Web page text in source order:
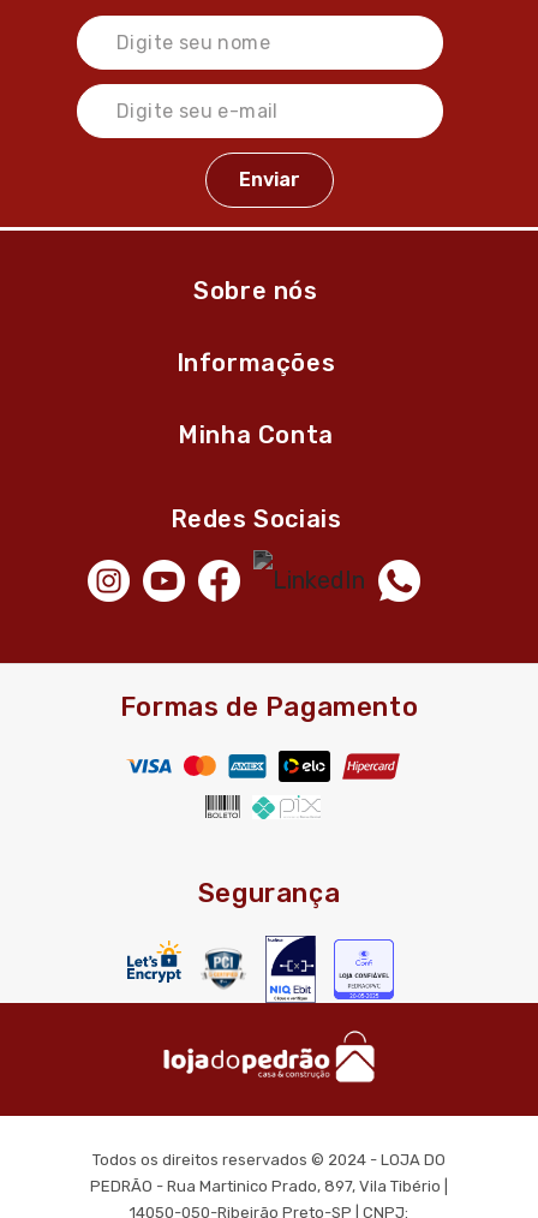
Sobre nós
Informações
Minha Conta
Redes Sociais
Formas de Pagamento
Segurança
Todos os direitos reservados © 2024 - LOJA DO
PEDRÃO - Rua Martinico Prado, 897, Vila Tibério |
14050-050-Ribeirão Preto-SP | CNPJ: